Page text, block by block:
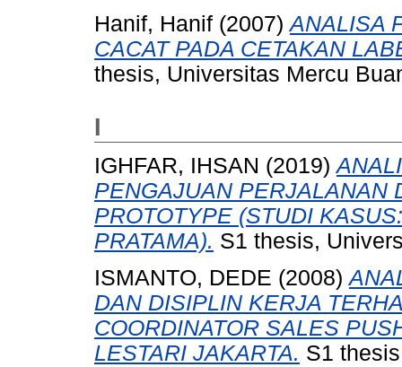
Hanif, Hanif (2007)ANALISA
CACAT PADA CETAKAN
thesis, Universitas Mercu
I
IGHFAR, IHSAN (2019)
PENGAJUAN PERJALANAN
PROTOTYPE (STUDI
PRATAMA). S1 thesis,
ISMANTO, DEDE (2008)
DAN DISIPLIN KERJA
COORDINATOR SALES
LESTARI JAKARTA. S1